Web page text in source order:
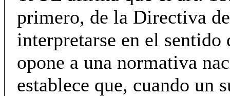
primero, de la Directiva
interpretarse en el sentido
opone a una normativa
establece que, cuando un